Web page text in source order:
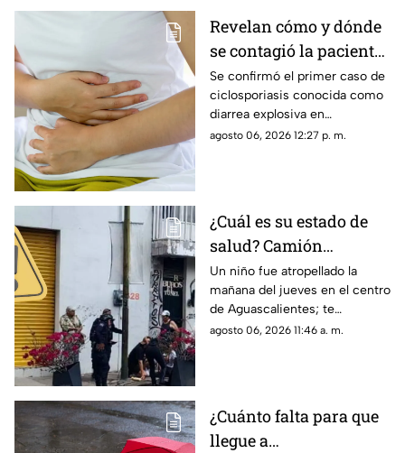
Revelan cómo y dónde
se contagió la paciente
de diarrea explosiva en
Aguascalientes
Se confirmó el primer caso de
ciclosporiasis conocida como
diarrea explosiva en
Aguascalientes; te contamos
agosto 06, 2026 12:27 p. m.
¿Cuál es su estado de
salud? Camión
atropella a niño de 11
años en Aguascalientes
hoy 6 de agosto
Un niño fue atropellado la
mañana del jueves en el centro
de Aguascalientes; te
contamos lo que se sabe del
agosto 06, 2026 11:46 a. m.
¿Cuánto falta para que
llegue a